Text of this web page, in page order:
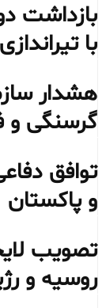
بازداشت
با
هشدار
گرسنگی و
توافق
و پاکستان
تصویب
روسیه و